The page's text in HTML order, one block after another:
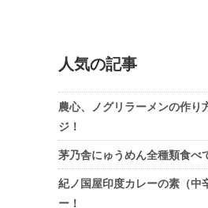
人気の記事
農心、ノグリラーメンの作り
ジ！
茅乃舎にゅうめん全種類食べ
紀ノ国屋印度カレーの素（中
ー！